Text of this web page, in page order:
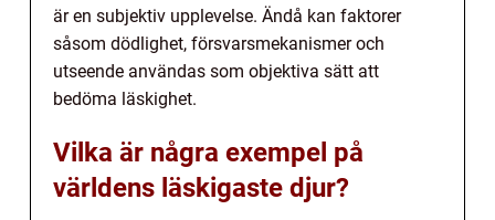
är en subjektiv upplevelse. Ändå kan faktorer
såsom dödlighet, försvarsmekanismer och
utseende användas som objektiva sätt att
bedöma läskighet.
Vilka är några exempel på
världens läskigaste djur?